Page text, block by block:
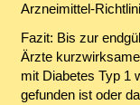
Arzneimittel-
Fazit: Bis zur
Ärzte
mit Diabetes Typ 1
gefunden ist oder